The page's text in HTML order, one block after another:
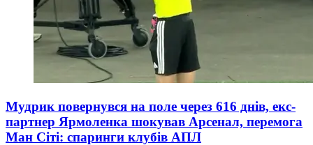
Мудрик повернувся на поле через 616 днів, екс-
партнер Ярмоленка шокував Арсенал, перемога
Ман Сіті: спаринги клубів АПЛ